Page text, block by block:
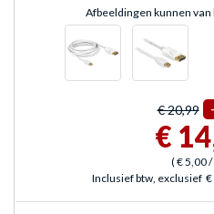
Afbeeldingen kunnen
€ 20,99 -
€
(€ 5,00/
Inclusief btw, exclusief €